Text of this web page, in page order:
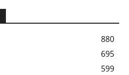
880
695
599